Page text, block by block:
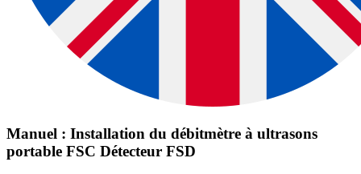
Manuel : Installation du débitmètre à ultrasons
portable FSC Détecteur FSD